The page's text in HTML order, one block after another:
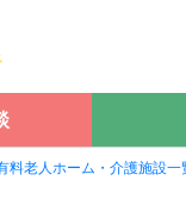
料老人ホーム・介護施設一